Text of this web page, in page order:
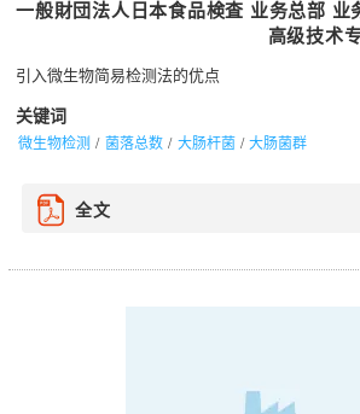
一般財団法人日本食品検査 业务总部 业
高级技术
引入微生物简易检测法的优点
关键词
微生物检测 菌落总数 大肠杆菌 大肠菌群
全文